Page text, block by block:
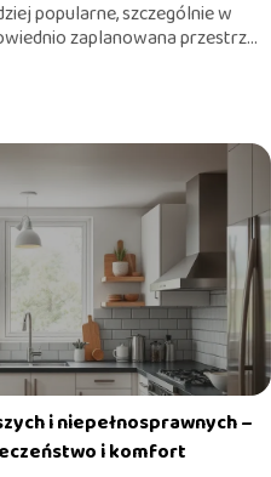
popularne, szczególnie w
zaplanowana przestrz...
i niepełnosprawnych –
i komfort